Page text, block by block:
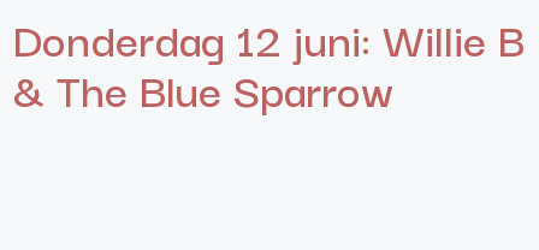
Donderdag 12 juni: Willie B
& The Blue Sparrow